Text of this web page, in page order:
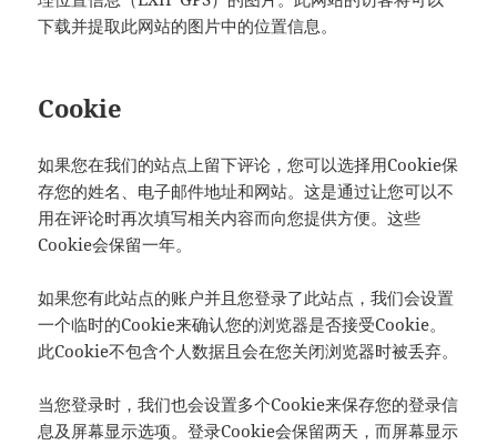
下载并提取此网站的图片中的位置信息。
Cookie
如果您在我们的站点上留下评论，您可以选择用Cookie保
存您的姓名、电子邮件地址和网站。这是通过让您可以不
用在评论时再次填写相关内容而向您提供方便。这些
Cookie会保留一年。
如果您有此站点的账户并且您登录了此站点，我们会设置
一个临时的Cookie来确认您的浏览器是否接受Cookie。
此Cookie不包含个人数据且会在您关闭浏览器时被丢弃。
当您登录时，我们也会设置多个Cookie来保存您的登录信
息及屏幕显示选项。登录Cookie会保留两天，而屏幕显示